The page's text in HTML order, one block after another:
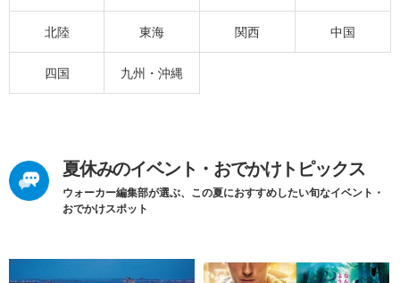
北陸 東海 関西 中国
四国 九州・沖縄
夏休みのイベント・おでかけトピックス
ウォーカー編集部が選ぶ、この夏におすすめしたい旬なイベント・
おでかけスポット